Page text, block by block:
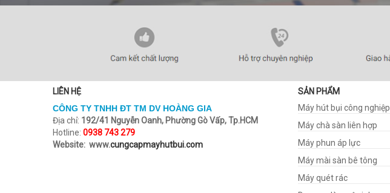
LIÊN HỆ
CÔNG TY TNHH ĐT TM DV HOÀNG GIA
Địa chỉ: 192/41 Nguyễn Oanh, Phường Gò Vấp, Tp.HCM
Hotline: 0938 743 279
Website: www.cungcapmayhutbui.com
SẢN PHẨM
Máy hút bụi công nghiệp
Máy chà sàn liên hợp
Máy phun áp lực
Máy mài sàn bê tông
Máy quét rác